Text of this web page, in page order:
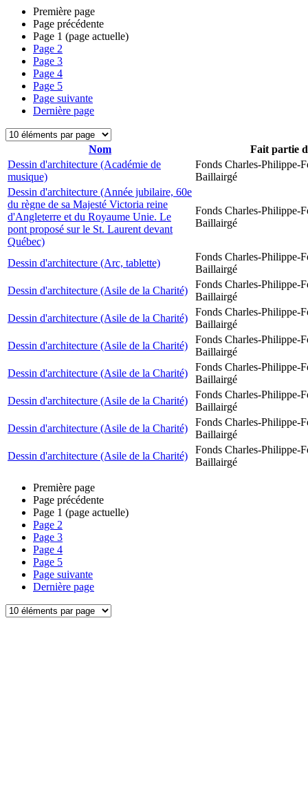
Première page
Page précédente
Page 1 (page actuelle)
Page 2
Page 3
Page 4
Page 5
Page suivante
Dernière page
Nom
Fait partie
Dessin d'architecture (Académie de
musique)
Fonds Charles-Philippe-
Baillairgé
Dessin d'architecture (Année jubilaire, 60e
du règne de sa Majesté Victoria reine
d'Angleterre et du Royaume Unie. Le
pont proposé sur le St. Laurent devant
Québec)
Fonds Charles-Philippe-
Baillairgé
Dessin d'architecture (Arc, tablette)
Fonds Charles-Philippe-
Baillairgé
Dessin d'architecture (Asile de la Charité)
Fonds Charles-Philippe-
Baillairgé
Dessin d'architecture (Asile de la Charité)
Fonds Charles-Philippe-
Baillairgé
Dessin d'architecture (Asile de la Charité)
Fonds Charles-Philippe-
Baillairgé
Dessin d'architecture (Asile de la Charité)
Fonds Charles-Philippe-
Baillairgé
Dessin d'architecture (Asile de la Charité)
Fonds Charles-Philippe-
Baillairgé
Dessin d'architecture (Asile de la Charité)
Fonds Charles-Philippe-
Baillairgé
Dessin d'architecture (Asile de la Charité)
Fonds Charles-Philippe-
Baillairgé
Première page
Page précédente
Page 1 (page actuelle)
Page 2
Page 3
Page 4
Page 5
Page suivante
Dernière page